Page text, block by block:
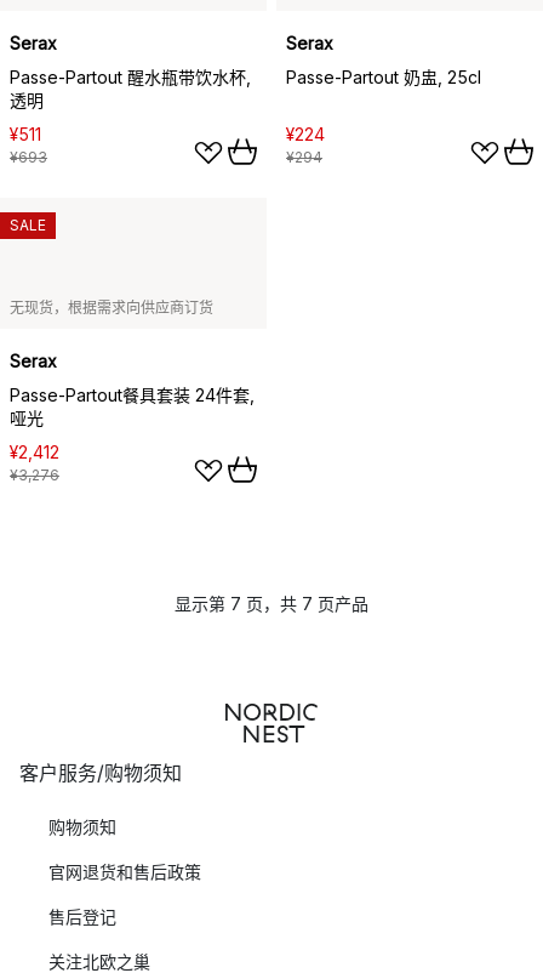
Serax
Passe-Partout 醒水瓶带饮水杯,
透明
¥511
¥693
Serax
Passe-Partout 奶盅, 25cl
¥224
¥294
无现货，根据需求向供应商订货
Serax
Passe-Partout餐具套装 24件套,
哑光
¥2,412
¥3,276
SALE
显示第 7 页，共 7 页产品
客户服务/购物须知
购物须知
官网退货和售后政策
售后登记
关注北欧之巢